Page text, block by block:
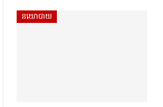
នយោបាយ